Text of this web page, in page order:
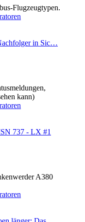
Flugzeugtypen.
in Sic…
kann)
737 - LX #1
A380